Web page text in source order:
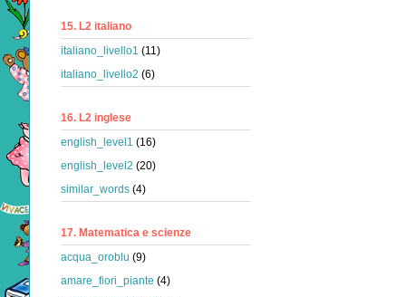
15. L2 italiano
italiano_livello1 (11)
italiano_livello2 (6)
16. L2 inglese
english_level1 (16)
english_level2 (20)
similar_words (4)
17. Matematica e scienze
acqua_oroblu (9)
amare_fiori_piante (4)